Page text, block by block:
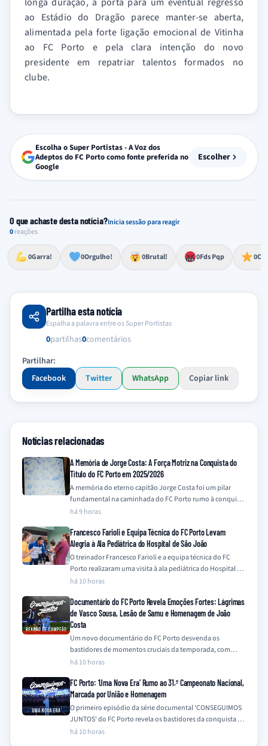
ao Estádio do Dragão parece manter-se aberta,
alimentada pela forte ligação emocional de Vitinha
ao FC Porto e pela clara intenção do novo
presidente em repatriar talentos formados no
clube.
Escolha o Super Portistas - A Voz dos
Adeptos do FC Porto como fonte preferida no
Google
Escolher
O que achaste desta notícia?Inicia sessão para reagir
0reações
0Garra!
Esforço, determinação, aprovação forte
0Orgulho!
Lealdade, amor clubístico, sentimento profundo
0Brutal!
Impressionante, chocante, de grande impacto 0Fds Pqp
Reação de desespero, raiva, frustração ou espanto extremo 0
Excelência, destaque, o melhor
Partilha esta notícia
Espalha a palavra entre os Super Portistas
0partilhas0comentários
Partilhar:
Facebook
Twitter WhatsApp Copiar link
Notícias relacionadas
A Memória de Jorge Costa: A Força Motriz na Conquista do
Título do FC Porto em 2025/2026
A memória do eterno capitão Jorge Costa foi um pilar
fundamental na caminhada do FC Porto rumo à conquista
do título da…
há 9 horas
Francesco Farioli e Equipa Técnica do FC Porto Levam
Alegria à Ala Pediátrica do Hospital de São João
O treinador Francesco Farioli e a equipa técnica do FC
Porto realizaram uma visita à ala pediátrica do Hospital de
São João,…
há 10 horas
Documentário do FC Porto Revela Emoções Fortes: Lágrimas
de Vasco Sousa, Lesão de Samu e Homenagem de João
Costa
Um novo documentário do FC Porto desvenda os
bastidores de momentos cruciais da temporada, com
destaque para a emotiva recuperação de Vasco…
há 10 horas
FC Porto: ‘Uma Nova Era’ Rumo ao 31.º Campeonato Nacional,
Marcada por União e Homenagem
O primeiro episódio da série documental 'CONSEGUIMOS
JUNTOS' do FC Porto revela os bastidores da conquista do
31.º Campeonato Nacional na época…
há 10 horas